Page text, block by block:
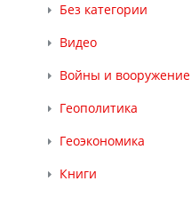
Без категории
Видео
Войны и вооружение
Геополитика
Геоэкономика
Книги